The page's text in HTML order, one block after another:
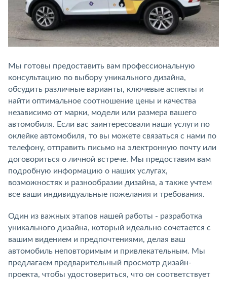
Мы готовы предоставить вам профессиональную
консультацию по выбору уникального дизайна,
обсудить различные варианты, ключевые аспекты и
найти оптимальное соотношение цены и качества
независимо от марки, модели или размера вашего
автомобиля. Если вас заинтересовали наши услуги по
оклейке автомобиля, то вы можете связаться с нами по
телефону, отправить письмо на электронную почту или
договориться о личной встрече. Мы предоставим вам
подробную информацию о наших услугах,
возможностях и разнообразии дизайна, а также учтем
все ваши индивидуальные пожелания и требования.
Один из важных этапов нашей работы - разработка
уникального дизайна, который идеально сочетается с
вашим видением и предпочтениями, делая ваш
автомобиль неповторимым и привлекательным. Мы
предлагаем предварительный просмотр дизайн-
проекта, чтобы удостовериться, что он соответствует